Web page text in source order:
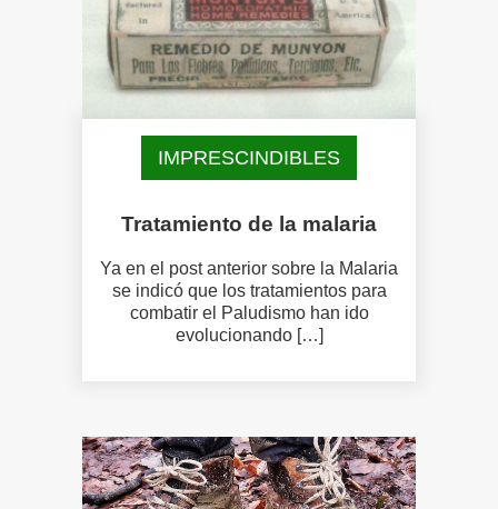
IMPRESCINDIBLES
Tratamiento de la malaria
Ya en el post anterior sobre la Malaria
se indicó que los tratamientos para
combatir el Paludismo han ido
evolucionando […]